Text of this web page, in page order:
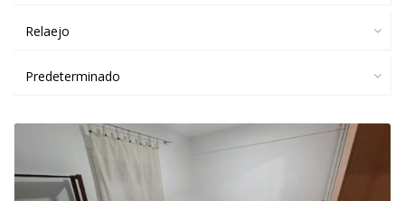
Relaejo
Predeterminado